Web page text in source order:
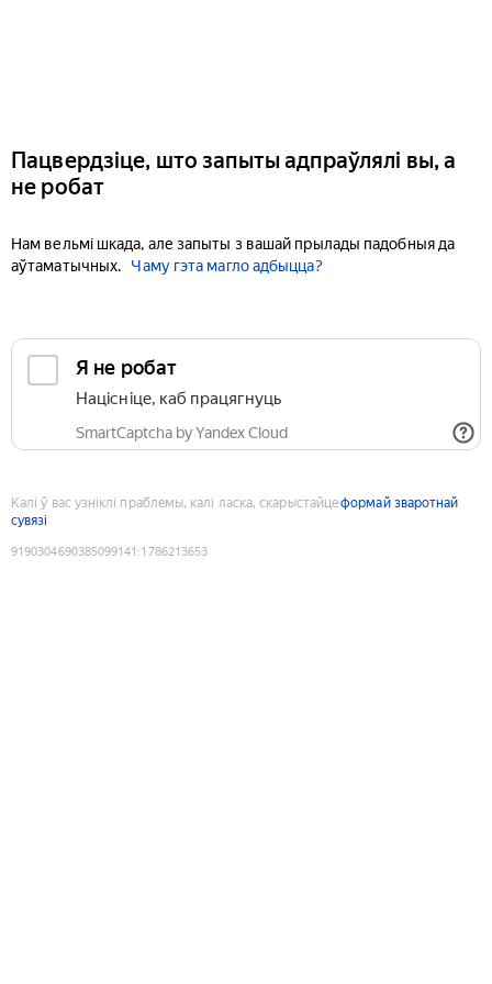
Пацвердзіце, што запыты адпраўлялі вы, а
не робат
Нам вельмі шкада, але запыты з вашай прылады падобныя да
аўтаматычных.
Чаму гэта магло адбыцца?
Я не робат
Націсніце, каб працягнуць
SmartCaptcha by Yandex Cloud
Калі ў вас узніклі праблемы, калі ласка, скарыстайцеформай зваротнай
сувязі
9190304690385099141 :1786213653